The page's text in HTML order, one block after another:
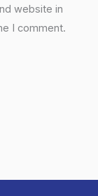
website in
I comment.